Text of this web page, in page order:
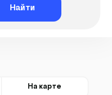
Найти
На карте